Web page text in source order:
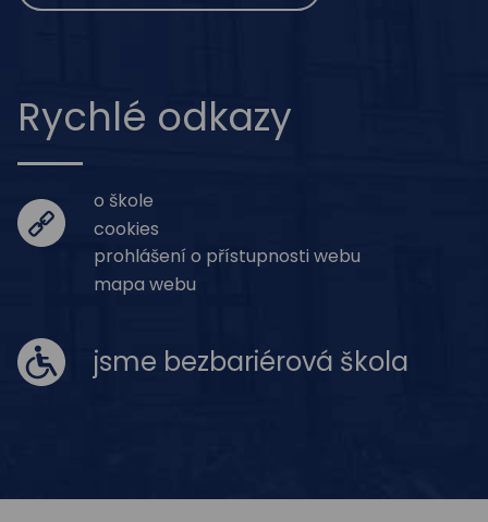
Rychlé odkazy
o škole
cookies
prohlášení o přístupnosti webu
mapa webu
jsme bezbariérová škola